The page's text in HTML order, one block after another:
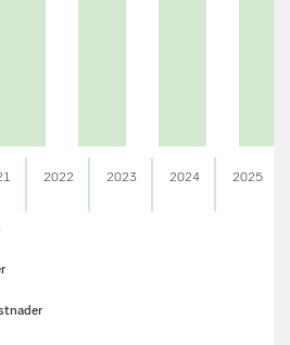
2022 2023 2024 2025